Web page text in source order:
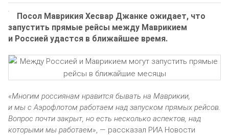
Посол Маврикия Хесвар Джанке ожидает, что
запустить прямые рейсы между Маврикием
и Россией удастся в ближайшее время.
«Многим россиянам нравится бывать на Маврикии,
и мы с Аэрофлотом работаем над запуском прямых рейсов.
Вопрос почти закрыт, но есть несколько аспектов, над
которыми мы работаем» , — рассказал РИА Новости